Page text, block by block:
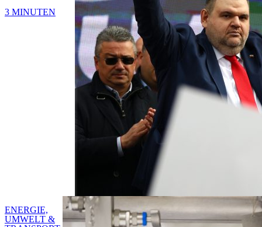
3 MINUTEN
ENERGIE,
UMWELT &